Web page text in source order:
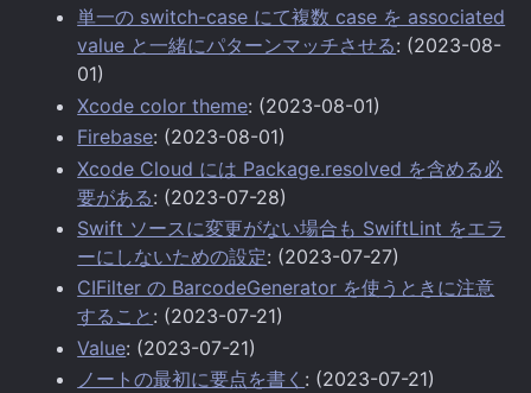
単一の switch-case にて複数 case を associated
value と一緒にパターンマッチさせる: (2023-08-
01)
Xcode color theme: (2023-08-01)
Firebase: (2023-08-01)
Xcode Cloud には Package.resolved を含める必
要がある: (2023-07-28)
Swift ソースに変更がない場合も SwiftLint をエラ
ーにしないための設定: (2023-07-27)
CIFilter の BarcodeGenerator を使うときに注意
すること : (2023-07-21)
Value: (2023-07-21)
ノートの最初に要点を書く : (2023-07-21)